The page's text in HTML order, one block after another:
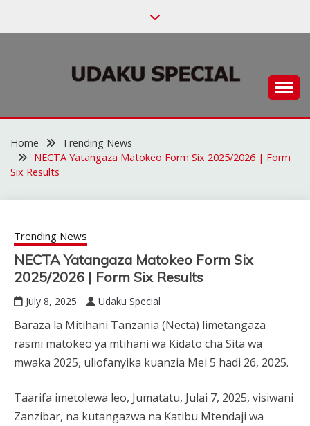
UDAKU SPECIAL
Home
Trending News
NECTA Yatangaza Matokeo Form Six 2025/2026 | Form
Six Results
Trending News
NECTA Yatangaza Matokeo Form Six
2025/2026 | Form Six Results
July 8, 2025 Udaku Special
Baraza la Mitihani Tanzania (Necta) limetangaza
rasmi matokeo ya mtihani wa Kidato cha Sita wa
mwaka 2025, uliofanyika kuanzia Mei 5 hadi 26, 2025.
Taarifa imetolewa leo, Jumatatu, Julai 7, 2025, visiwani
Zanzibar, na kutangazwa na Katibu Mtendaji wa